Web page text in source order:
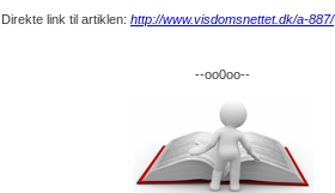
Direkte link til artiklen: http://www.visdomsnettet.dk/a-887/
--oo0oo--